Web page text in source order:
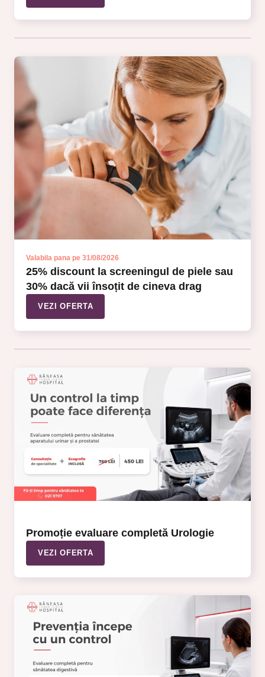
Valabila pana pe 31/08/2026
25% discount la screeningul de piele sau
30% dacă vii însoțit de cineva drag
VEZI OFERTA
Promoție evaluare completă Urologie
VEZI OFERTA